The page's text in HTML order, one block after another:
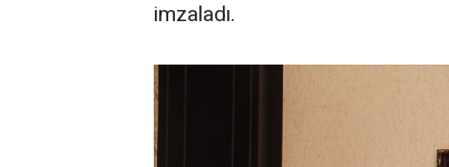
imzaladı.